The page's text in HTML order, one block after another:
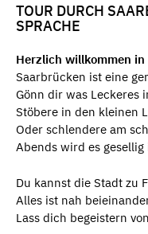
TOUR DURCH
SPRACHE
Herzlich willkommen in
Saarbrücken ist eine
Gönn dir was Leckeres
Stöbere in den kleinen
Oder schlendere am
Abends wird es
Du kannst die Stadt zu
Alles ist nah
Lass dich begeistern